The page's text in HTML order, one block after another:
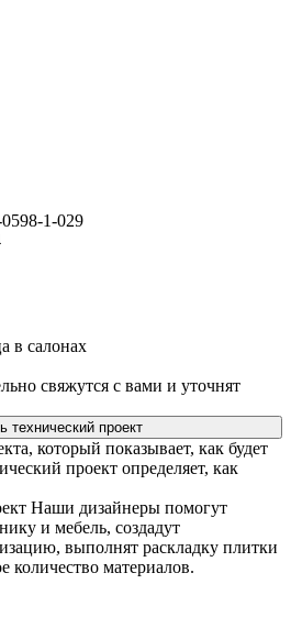
1-029
в салонах
свяжутся с вами и уточнят
технический проект
который показывает, как будет
проект определяет, как
Наши дизайнеры помогут
и мебель, создадут
выполнят раскладку плитки
количество материалов.